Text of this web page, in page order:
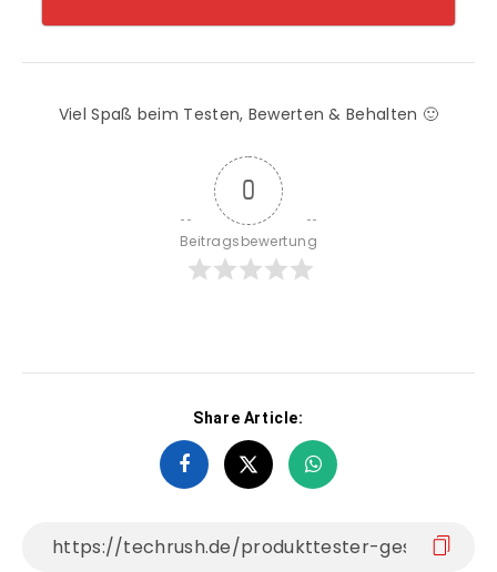
Viel Spaß beim Testen, Bewerten & Behalten 🙂
0
Beitragsbewertung
Share Article: